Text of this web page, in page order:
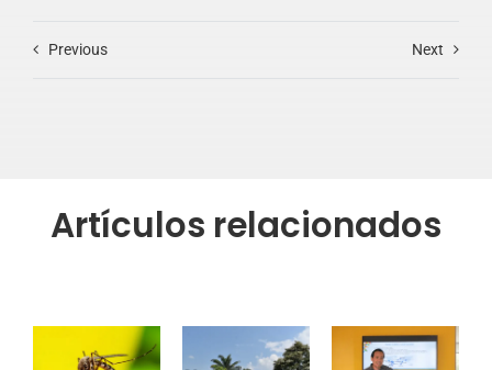
Previous Next
Artículos relacionados